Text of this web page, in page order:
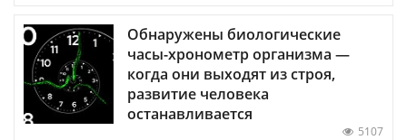
Обнаружены биологические
часы-хронометр организма —
когда они выходят из строя,
развитие человека
останавливается
5107